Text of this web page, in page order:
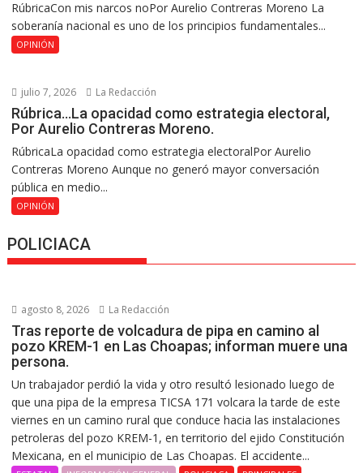
RúbricaCon mis narcos noPor Aurelio Contreras Moreno La
soberanía nacional es uno de los principios fundamentales...
OPINIÓN
julio 7, 2026 La Redacción
Rúbrica…La opacidad como estrategia electoral,
Por Aurelio Contreras Moreno.
RúbricaLa opacidad como estrategia electoralPor Aurelio
Contreras Moreno Aunque no generó mayor conversación
pública en medio...
OPINIÓN
POLICIACA
agosto 8, 2026 La Redacción
Tras reporte de volcadura de pipa en camino al
pozo KREM-1 en Las Choapas; informan muere una
persona.
Un trabajador perdió la vida y otro resultó lesionado luego de
que una pipa de la empresa TICSA 171 volcara la tarde de este
viernes en un camino rural que conduce hacia las instalaciones
petroleras del pozo KREM-1, en territorio del ejido Constitución
Mexicana, en el municipio de Las Choapas. El accidente...